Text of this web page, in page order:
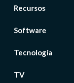
Recursos
Software
Tecnología
TV